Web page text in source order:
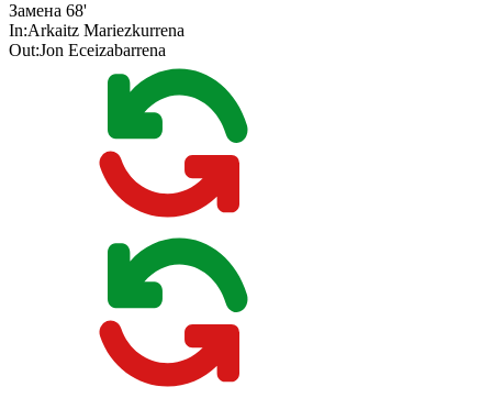
Замена 68'
In:Arkaitz Mariezkurrena
Out:Jon Eceizabarrena